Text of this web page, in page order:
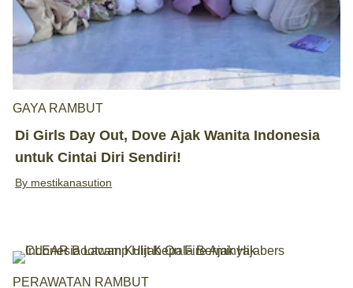
GAYA RAMBUT
Di Girls Day Out, Dove Ajak Wanita Indonesia
untuk Cintai Diri Sendiri!
By mestikanasution
PERAWATAN RAMBUT